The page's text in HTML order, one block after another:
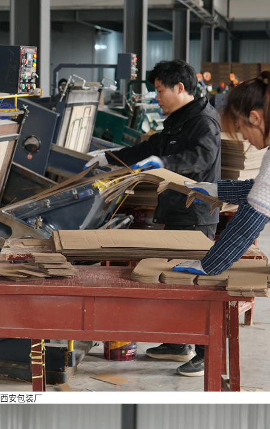
西安包装厂